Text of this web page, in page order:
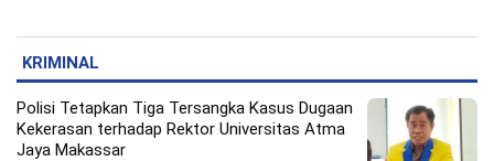
KRIMINAL
Polisi Tetapkan Tiga Tersangka Kasus Dugaan
Kekerasan terhadap Rektor Universitas Atma
Jaya Makassar